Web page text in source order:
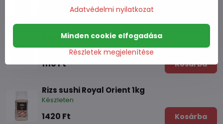
2140 Ft
Vegetáriánus rizs MAMA 80g
Készleten
1110 Ft Kosárba
Rizs sushi Royal Orient 1kg
Készleten
1420 Ft Kosárba
Adatvédelmi nyilatkozat
Részletek megjelenítése
Minden cookie elfogadása